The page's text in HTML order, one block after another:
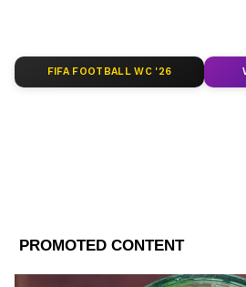
Follow Us
FIFA FOOTBALL WC '26